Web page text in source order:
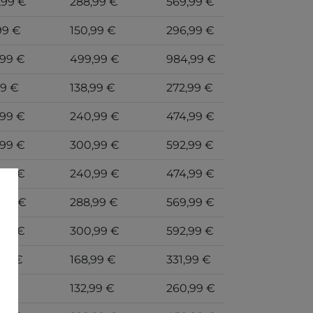
€ 150,99 € 296,99 €
€ 499,99 € 984,99 €
€ 138,99 € 272,99 €
€ 240,99 € 474,99 €
€ 300,99 € 592,99 €
€ 240,99 € 474,99 €
€ 288,99 € 569,99 €
€ 300,99 € 592,99 €
€ 168,99 € 331,99 €
132,99 € 260,99 €